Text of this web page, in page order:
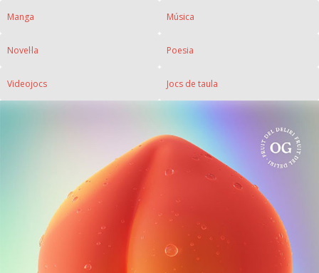
Manga Música
Novel·la Poesia
Videojocs Jocs de taula